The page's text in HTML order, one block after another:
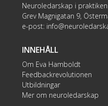
Neuroledarskap i praktiken
Grev Magnigatan 9,
e-post:
INNEHÅLL
Om Eva Hamboldt
Feedbackrevolutionen
Utbildningar
Mer om neuroledarskap